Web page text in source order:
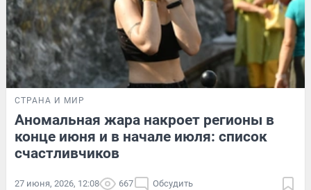
СТРАНА И МИР
Аномальная жара накроет регионы в
конце июня и в начале июля: список
счастливчиков
27 июня, 2026, 12:08 667 Обсудить